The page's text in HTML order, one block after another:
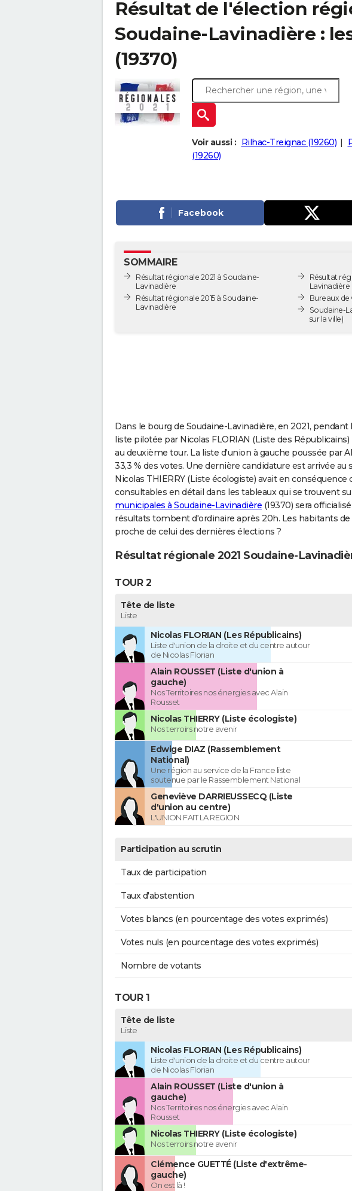
Résultat de l'élection
Soudaine-Lavinadière :
(19370)
Voir aussi : Rilhac-Treignac (19260)
(19260)
Facebook
SOMMAIRE
Résultat régionale 2021 à Soudaine-
Lavinadière
Résultat régionale 2015 à Soudaine-
Lavinadière
Résultat
Lavinadière
Bureaux de
Soudaine-
sur la ville)
Dans le bourg de Soudaine-Lavinadière, en 2021,
liste pilotée par Nicolas FLORIAN (Liste des Républicains)
au deuxième tour. La liste d'union à gauche poussée par
33,3 % des votes. Une dernière candidature est arrivée
Nicolas THIERRY (Liste écologiste) avait en conséquence
consultables en détail dans les tableaux qui se trouvent
municipales à Soudaine-Lavinadière (19370) sera
résultats tombent d'ordinaire après 20h. Les habitants
proche de celui des dernières élections ?
Résultat régionale 2021 Soudaine-
TOUR 2
Tête de liste
Liste
Nicolas FLORIAN (Les Républicains)
Liste d'union de la droite et du centre autour
de Nicolas Florian
Alain ROUSSET (Liste d'union à
gauche)
Nos Territoires nos énergies avec Alain
Rousset
Nicolas THIERRY (Liste écologiste)
Nos terroirs notre avenir
Edwige DIAZ (Rassemblement
National)
Une région au service de la France liste
soutenue par le Rassemblement National
Geneviève DARRIEUSSECQ (Liste
d'union au centre)
L'UNION FAIT LA REGION
Participation au scrutin
Taux de participation
Taux d'abstention
Votes blancs (en pourcentage des votes exprimés)
Votes nuls (en pourcentage des votes exprimés)
Nombre de votants
TOUR 1
Tête de liste
Liste
Nicolas FLORIAN (Les Républicains)
Liste d'union de la droite et du centre autour
de Nicolas Florian
Alain ROUSSET (Liste d'union à
gauche)
Nos Territoires nos énergies avec Alain
Rousset
Nicolas THIERRY (Liste écologiste)
Nos terroirs notre avenir
Clémence GUETTÉ (Liste d'extrême-
gauche)
On est là !